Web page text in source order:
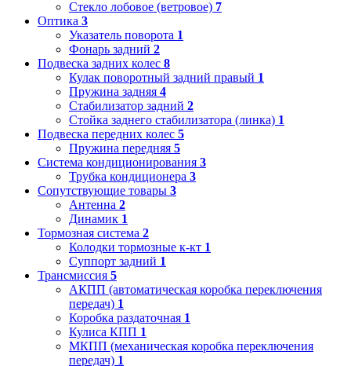
Стекло лобовое (ветровое) 7
Оптика 3
Указатель поворота 1
Фонарь задний 2
Подвеска задних колес 8
Кулак поворотный задний правый 1
Пружина задняя 4
Стабилизатор задний 2
Стойка заднего стабилизатора (линка) 1
Подвеска передних колес 5
Пружина передняя 5
Система кондиционирования 3
Трубка кондиционера 3
Сопутствующие товары 3
Антенна 2
Динамик 1
Тормозная система 2
Колодки тормозные к-кт 1
Суппорт задний 1
Трансмиссия 5
АКПП (автоматическая коробка переключения
передач) 1
Коробка раздаточная 1
Кулиса КПП 1
МКПП (механическая коробка переключения
передач) 1